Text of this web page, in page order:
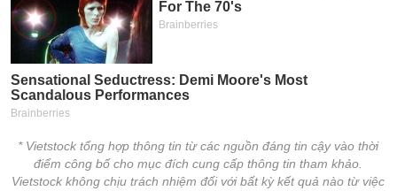
* Vietstock tổng hợp thông tin từ các nguồn đáng tin cậy vào thời
điểm công bố cho mục đích cung cấp thông tin tham khảo.
Vietstock không chịu trách nhiệm đối với bất kỳ kết quả nào từ việc